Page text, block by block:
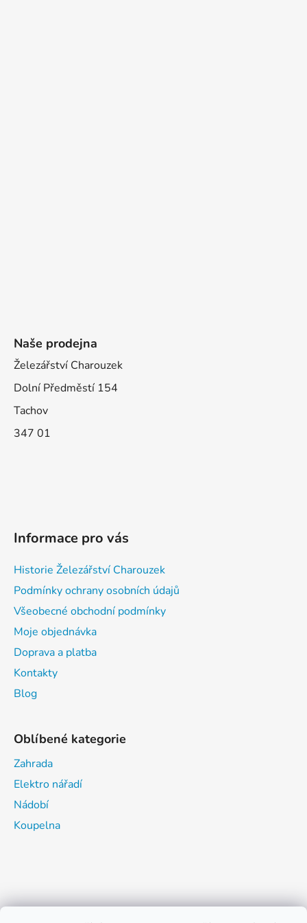
Naše prodejna
Železářství Charouzek
Dolní Předměstí 154
Tachov
347 01
Informace pro vás
Historie Železářství Charouzek
Podmínky ochrany osobních údajů
Všeobecné obchodní podmínky
Moje objednávka
Doprava a platba
Kontakty
Blog
Oblíbené kategorie
Zahrada
Elektro nářadí
Nádobí
Koupelna